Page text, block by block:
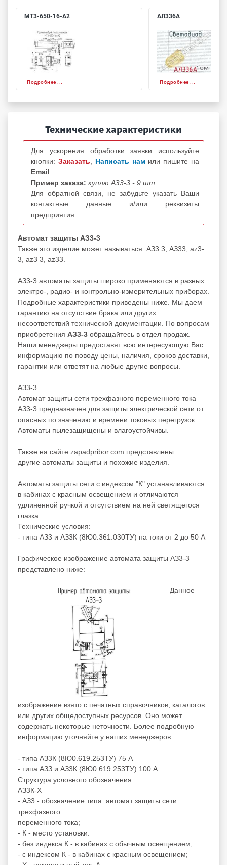
MT3-650-16-A2
Подробнее ...
АЛ336А
Подробнее ...
Технические характеристики
Для ускорения обработки заявки используйте
кнопки: Заказать Написать нам или пишите на
Email
Пример заказа: куплю АЗ3-3 - 9 шт.
Для обратной связи, не забудьте указать Ваши
контактные данные и/или реквизиты
предприятия.
Автомат защиты АЗ3-3
Также это изделие может называться: АЗ3 3, АЗ33, az3-
3, az3 3, az33.
АЗ3-3 автоматы защиты широко применяются в разных
электро-, радио- и контрольно-измерительных приборах.
Подробные характеристики приведены ниже. Мы даем
гарантию на отсутствие брака или других
несоответствий технической документации. По вопросам
приобретения АЗ3-3 обращайтесь в отдел продаж.
Наши менеджеры предоставят всю интересующую Вас
информацию по поводу цены, наличия, сроков доставки,
гарантии или ответят на любые другие вопросы.
АЗ3-3
Автомат защиты сети трехфазного переменного тока
АЗ3-3 предназначен для защиты электрической сети от
опасных по значению и времени токовых перегрузок.
Автоматы пылезащищены и влагоустойчивы.
Также на сайте zapadpribor.com представлены
другие автоматы защиты и похожие изделия.
Автоматы защиты сети с индексом "К" устанавливаются
в кабинах с красным освещением и отличаются
удлиненной ручкой и отсутствием на ней светящегося
глазка.
Технические условия:
- типа АЗ3 и АЗ3К (8Ю0.361.030ТУ) на токи от 2 до 50 А
Графическое изображение автомата защиты АЗ3-3
представлено ниже:
Данное
изображение взято с печатных справочников, каталогов
или других общедоступных ресурсов. Оно может
содержать некоторые неточности. Более подробную
информацию уточняйте у наших менеджеров.
- типа АЗ3К (8Ю0.619.253ТУ) 75 А
- типа АЗЗ и АЗ3К (8Ю0.619.253ТУ) 100 А
Структура условного обозначения:
АЗ3К-Х
- АЗ3 - обозначение типа: автомат защиты сети
трехфазного
переменного тока;
- К - место установки:
- без индекса К - в кабинах с обычным освещением;
- с индексом К - в кабинах с красным освещением;